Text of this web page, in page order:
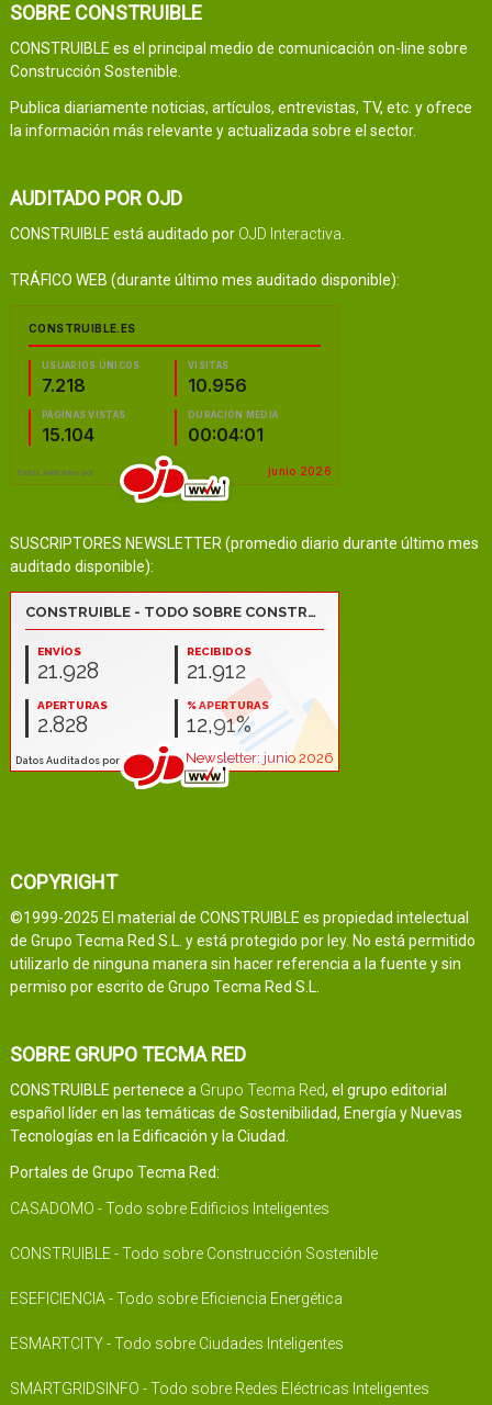
SOBRE CONSTRUIBLE
CONSTRUIBLE es el principal medio de comunicación on-line sobre
Construcción Sostenible.
Publica diariamente noticias, artículos, entrevistas, TV, etc. y ofrece
la información más relevante y actualizada sobre el sector.
AUDITADO POR OJD
CONSTRUIBLE está auditado por OJD Interactiva.
TRÁFICO WEB (durante último mes auditado disponible):
SUSCRIPTORES NEWSLETTER (promedio diario durante último mes
auditado disponible):
COPYRIGHT
©1999-2025 El material de CONSTRUIBLE es propiedad intelectual
de Grupo Tecma Red S.L. y está protegido por ley. No está permitido
utilizarlo de ninguna manera sin hacer referencia a la fuente y sin
permiso por escrito de Grupo Tecma Red S.L.
SOBRE GRUPO TECMA RED
CONSTRUIBLE pertenece a Grupo Tecma Red, el grupo editorial
español líder en las temáticas de Sostenibilidad, Energía y Nuevas
Tecnologías en la Edificación y la Ciudad.
Portales de Grupo Tecma Red:
CASADOMO - Todo sobre Edificios Inteligentes
CONSTRUIBLE - Todo sobre Construcción Sostenible
ESEFICIENCIA - Todo sobre Eficiencia Energética
ESMARTCITY - Todo sobre Ciudades Inteligentes
SMARTGRIDSINFO - Todo sobre Redes Eléctricas Inteligentes